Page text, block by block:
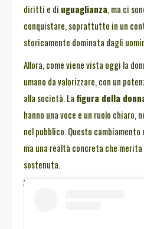
diritti e di uguaglianza, ma ci
conquistare, soprattutto in un
storicamente dominata dagli
Allora, come viene vista oggi la
umano da valorizzare, con un
alla società. La figura della
hanno una voce e un ruolo chiaro,
nel pubblico. Questo cambiamento
ma una realtà concreta che
sostenuta.